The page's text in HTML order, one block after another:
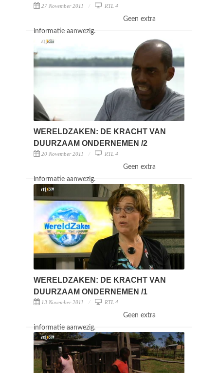
27 November 2011 RTL 4
Geen extra
informatie aanwezig.
WERELDZAKEN: DE KRACHT VAN
DUURZAAM ONDERNEMEN /2
20 November 2011 RTL 4
Geen extra
informatie aanwezig.
WERELDZAKEN: DE KRACHT VAN
DUURZAAM ONDERNEMEN /1
13 November 2011 RTL 4
Geen extra
informatie aanwezig.